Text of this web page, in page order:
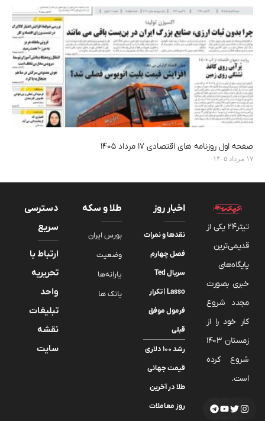
صفحه اول روزنامه های اقتصادی ۱۷ مرداد ۱۴۰۵
۱۷ مرداد ۱۴۰۵
تیتر24 یکی از
قدیمی‌ترین
پایگاه‌های
خبری بصورت
مجدد شروع
کار خود را از
زمستان 1403
شروع کرده
است.
اخبار روز
نقدها و نمرات
فصل چهارم
سریال Ted
Lasso | تکرار
فرمول موفق
قبلی
رشد ۱۰۰ دلاری
قیمت جهانی
طلا در آخرین
روز معاملات
طلا و سکه
بورس ایران
وضعیت
یارانه‌ها
بانک ها
دسترسی
سریع
ارتباط با
تحریریه
واحد
تبلیغات
نقشه
سایت